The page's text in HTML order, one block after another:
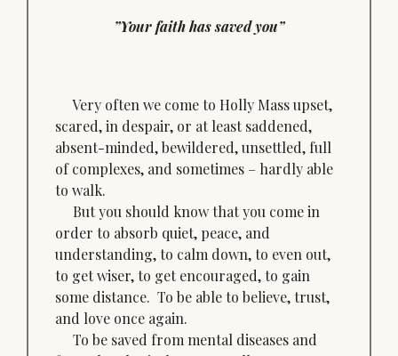
”Your faith has saved you”
Very often we come to Holly Mass upset,
scared, in despair, or at least saddened,
absent-minded, bewildered, unsettled, full
of complexes, and sometimes – hardly able
to walk.
But you should know that you come in
order to absorb quiet, peace, and
understanding, to calm down, to even out,
to get wiser, to get encouraged, to gain
some distance. To be able to believe, trust,
and love once again.
To be saved from mental diseases and